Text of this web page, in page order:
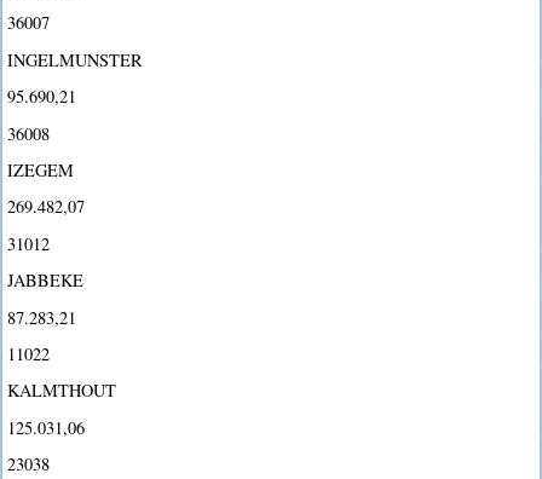
36007
INGELMUNSTER
95.690,21
36008
IZEGEM
269.482,07
31012
JABBEKE
87.283,21
11022
KALMTHOUT
125.031,06
23038